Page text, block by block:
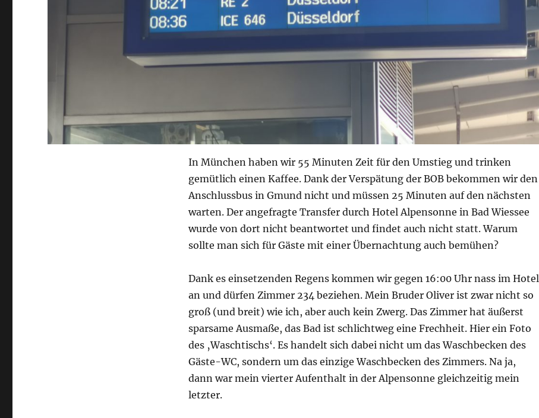
In München haben wir 55 Minuten Zeit für den Umstieg und trinken
gemütlich einen Kaffee. Dank der Verspätung der BOB bekommen wir den
Anschlussbus in Gmund nicht und müssen 25 Minuten auf den nächsten
warten. Der angefragte Transfer durch Hotel Alpensonne in Bad Wiessee
wurde von dort nicht beantwortet und findet auch nicht statt. Warum
sollte man sich für Gäste mit einer Übernachtung auch bemühen?
Dank es einsetzenden Regens kommen wir gegen 16:00 Uhr nass im Hotel
an und dürfen Zimmer 234 beziehen. Mein Bruder Oliver ist zwar nicht so
groß (und breit) wie ich, aber auch kein Zwerg. Das Zimmer hat äußerst
sparsame Ausmaße, das Bad ist schlichtweg eine Frechheit. Hier ein Foto
des ‚Waschtischs‘. Es handelt sich dabei nicht um das Waschbecken des
Gäste-WC, sondern um das einzige Waschbecken des Zimmers. Na ja,
dann war mein vierter Aufenthalt in der Alpensonne gleichzeitig mein
letzter.